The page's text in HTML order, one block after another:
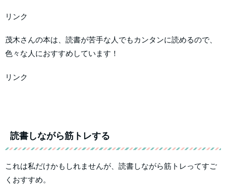
リンク
茂木さんの本は、読書が苦手な人でもカンタンに読めるので、
色々な人におすすめしています！
リンク
読書しながら筋トレする
これは私だけかもしれませんが、読書しながら筋トレってすご
くおすすめ。